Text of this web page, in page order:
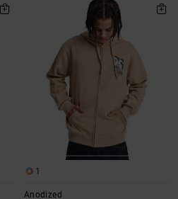
1
Anodized